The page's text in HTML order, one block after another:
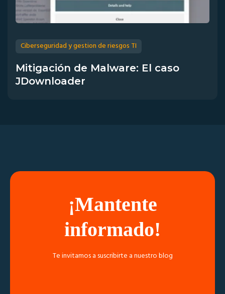
Ciberseguridad y gestion de riesgos TI
Mitigación de Malware: El caso
JDownloader
¡Mantente
informado!
Te invitamos a suscribirte a nuestro blog